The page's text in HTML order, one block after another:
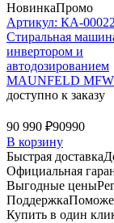
НовинкаПромо
Артикул: КА-
Стиральная
инвертором и
автодозированием
MAUNFELD
доступно к заказу
90 990 ₽90990
В корзину
Быстрая доставка
Официальная
Выгодные цены
Поддержка
Купить в один